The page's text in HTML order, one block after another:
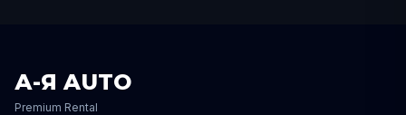
А-Я AUTO
Premium Rental